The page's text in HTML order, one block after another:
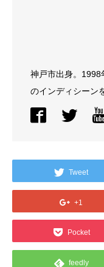
神戸市出身。
のインディシーン
Tweet
+1
Pocket
feedly